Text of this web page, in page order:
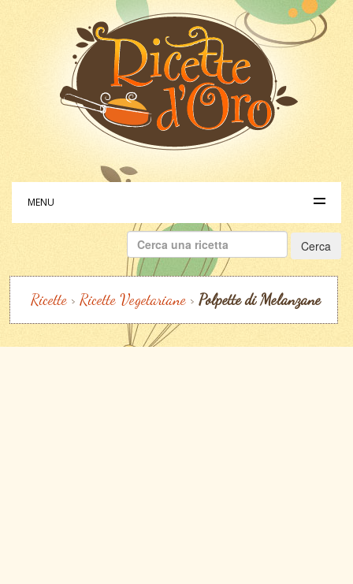
MENU
Ricerca
per:
Ricette > Ricette Vegetariane > Polpette di Melanzane